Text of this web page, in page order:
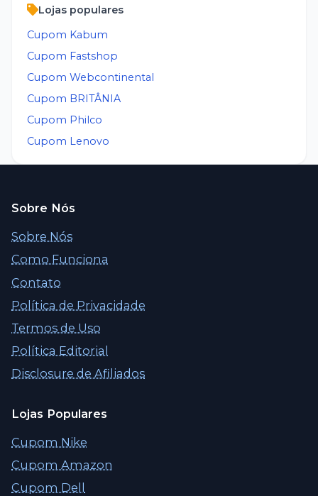
Lojas populares
Cupom Kabum
Cupom Fastshop
Cupom Webcontinental
Cupom BRITÂNIA
Cupom Philco
Cupom Lenovo
Sobre Nós
Sobre Nós
Como Funciona
Contato
Política de Privacidade
Termos de Uso
Política Editorial
Disclosure de Afiliados
Lojas Populares
Cupom Nike
Cupom Amazon
Cupom Dell